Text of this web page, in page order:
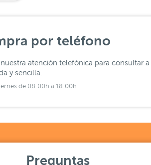
por teléfono
atención telefónica para consultar
y sencilla.
de 08:00h a 18:00h
Preguntas